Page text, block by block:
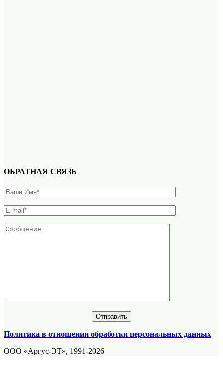
ОБРАТНАЯ СВЯЗЬ
Политика в отношении обработки персональных данных
ООО «Аргус-ЭТ», 1991-2026